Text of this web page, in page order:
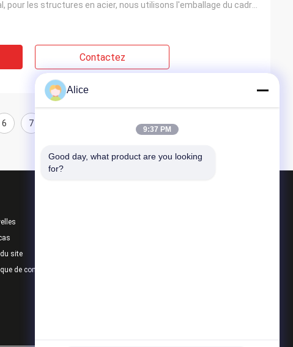
Contactez
6 7
site
de confidentialité
Alice
9:37 PM
Good day, what product are you looking
for?